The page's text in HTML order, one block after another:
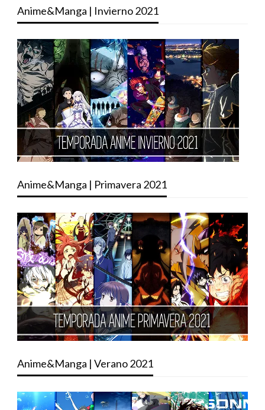
Anime&Manga | Invierno 2021
Anime&Manga | Primavera 2021
Anime&Manga | Verano 2021